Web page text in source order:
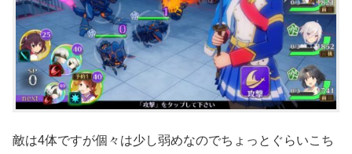
敵は4体ですが個々は少し弱めなのでちょっとぐらいこち